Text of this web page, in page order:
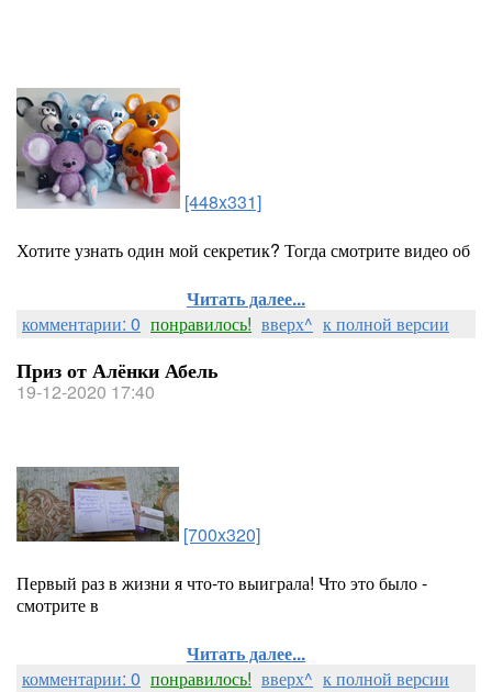
[448x331]
Хотите узнать один мой секретик? Тогда смотрите видео об
Читать далее...
комментарии: 0 понравилось! вверх^ к полной версии
Приз от Алёнки Абель
19-12-2020 17:40
[700x320]
Первый раз в жизни я что-то выиграла! Что это было -
смотрите в
Читать далее...
комментарии: 0 понравилось! вверх^ к полной версии